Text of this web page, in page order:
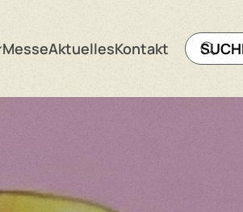
MesseAktuellesKontakt